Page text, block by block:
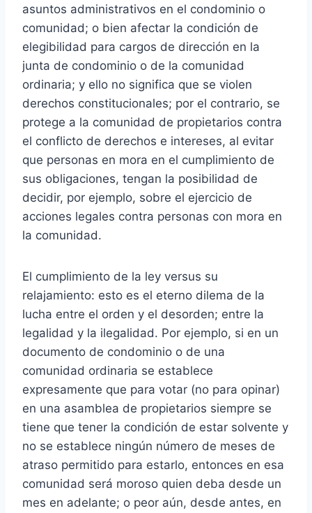
asuntos administrativos en el condominio o
comunidad; o bien afectar la condición de
elegibilidad para cargos de dirección en la
junta de condominio o de la comunidad
ordinaria; y ello no significa que se violen
derechos constitucionales; por el contrario, se
protege a la comunidad de propietarios contra
el conflicto de derechos e intereses, al evitar
que personas en mora en el cumplimiento de
sus obligaciones, tengan la posibilidad de
decidir, por ejemplo, sobre el ejercicio de
acciones legales contra personas con mora en
la comunidad.
El cumplimiento de la ley versus su
relajamiento: esto es el eterno dilema de la
lucha entre el orden y el desorden; entre la
legalidad y la ilegalidad. Por ejemplo, si en un
documento de condominio o de una
comunidad ordinaria se establece
expresamente que para votar (no para opinar)
en una asamblea de propietarios siempre se
tiene que tener la condición de estar solvente y
no se establece ningún número de meses de
atraso permitido para estarlo, entonces en esa
comunidad será moroso quien deba desde un
mes en adelante; o peor aún, desde antes, en